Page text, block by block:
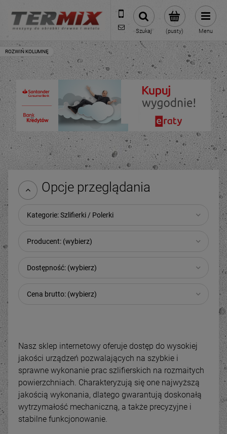
531-422-377
sklep@termixpily.pl
(pusty)
Szukaj Menu
Opcje przeglądania
Kategorie: Szlifierki / Polerki
Producent: (wybierz)
Dostępność: (wybierz)
Cena brutto: (wybierz)
Nasz sklep internetowy oferuje dostęp do wysokiej
jakości urządzeń pozwalających na szybkie i
sprawne wykonanie prac szlifierskich na rozmaitych
powierzchniach. Charakteryzują się one najwyższą
jakością wykonania, dlatego gwarantują doskonałą
wytrzymałość mechaniczną, a także precyzyjne i
stabilne funkcjonowanie.